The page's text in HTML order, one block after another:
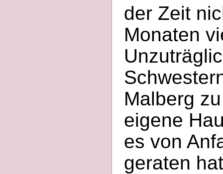
der Zeit
Monaten
Malberg
eigene
es von
geraten